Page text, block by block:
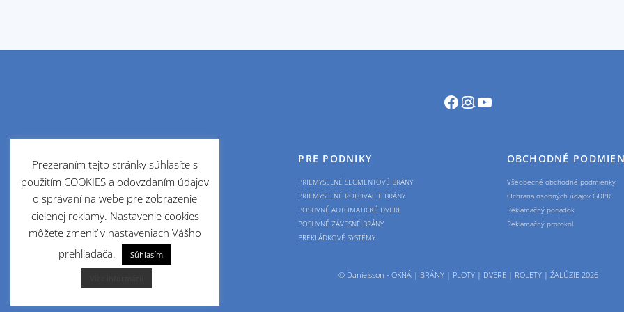
Back
Facebook
Instagram
YouTube
PRE DOMÁCNOSTI
OKNÁ
BRÁNY
DVERE
ROLETY
ŽALÚZIE
PRE PODNIKY
PRIEMYSELNÉ SEGMENTOVÉ BRÁNY
PRIEMYSELNÉ ROLOVACIE BRÁNY
POSUVNÉ AUTOMATICKÉ DVERE
POSUVNÉ ZÁVESNÉ BRÁNY
PREKLÁDKOVÉ SYSTÉMY
OBCHODNÉ
Všeobecné obchodné podmienky
Ochrana osobných údajov GDPR
Reklamačný poriadok
Reklamačný protokol
© Danielsson - OKNÁ | BRÁNY | PLOTY | DVERE | ROLETY | ŽALÚZIE2026
Prezeraním tejto stránky súhlasíte s
použitím COOKIES a odovzdaním údajov
o správaní na webe pre zobrazenie
cielenej reklamy. Nastavenie cookies
môžete zmeniť v nastaveniach Vášho
prehliadača.
Súhlasím